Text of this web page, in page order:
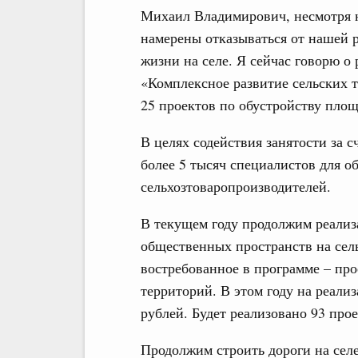
Михаил Владимирович, несмотря
намерены отказываться от
жизни на селе. Я сейчас говорю о
«Комплексное развитие
25 проектов по обустройству
В целях содействия занятости за
более 5 тысяч специалистов для
сельхозтоваропроизводителей.
В текущем году продолжим
общественных пространств на
востребованное в программе –
территорий. В этом году на
рублей. Будет реализовано 93
Продолжим строить дороги на